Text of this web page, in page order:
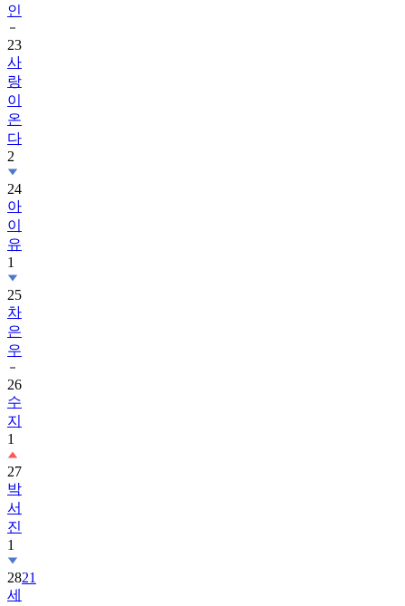
인
23
사
랑
이
온
다
2
24
아
이
유
1
25
차
은
우
26
수
지
1
27
박
서
진
1
2821
세